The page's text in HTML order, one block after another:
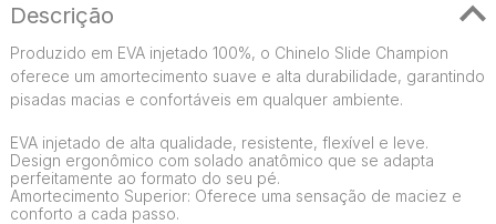
Descrição
Produzido em EVA injetado 100%, o Chinelo Slide Champion
oferece um amortecimento suave e alta durabilidade, garantindo
pisadas macias e confortáveis em qualquer ambiente.
EVA injetado de alta qualidade, resistente, flexível e leve.
Design ergonômico com solado anatômico que se adapta
perfeitamente ao formato do seu pé.
Amortecimento Superior: Oferece uma sensação de maciez e
conforto a cada passo.